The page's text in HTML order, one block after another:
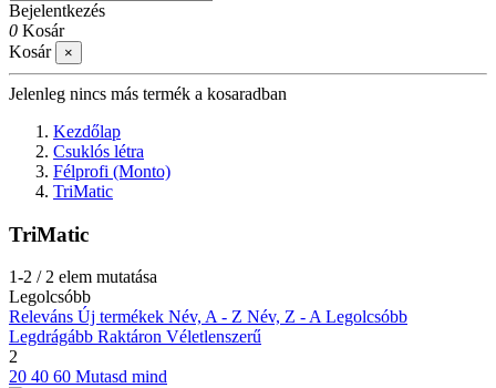
Bejelentkezés
0 Kosár
Kosár
×
Jelenleg nincs más termék a kosaradban
Kezdőlap
Csuklós létra
Félprofi (Monto)
TriMatic
TriMatic
1-2 / 2 elem mutatása
Legolcsóbb
Releváns Új termékek Név, A - Z Név, Z - ALegolcsóbb
Legdrágább Raktáron Véletlenszerű
2
20 40 60 Mutasd mind